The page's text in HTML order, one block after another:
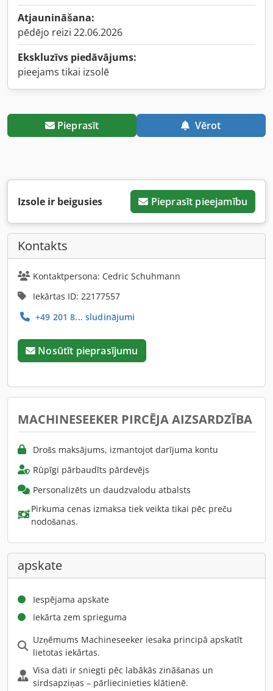
Atjaunināšana:
pēdējo reizi 22.06.2026
Ekskluzīvs piedāvājums:
pieejams tikai izsolē
Pieprasīt Vērot
Izsole ir beigusies Pieprasīt pieejamību
Kontakts
Kontaktpersona: Cedric Schuhmann
Iekārtas ID: 22177557
+49 201 8... sludinājumi
Nosūtīt pieprasījumu
MACHINESEEKER PIRCĒJA AIZSARDZĪBA
Drošs maksājums, izmantojot darījuma kontu
Rūpīgi pārbaudīts pārdevējs
Personalizēts un daudzvalodu atbalsts
Pirkuma cenas izmaksa tiek veikta tikai pēc preču
nodošanas.
apskate
Iespējama apskate
Iekārta zem sprieguma
Uzņēmums Machineseeker iesaka principā apskatīt
lietotas iekārtas.
Visa dati ir sniegti pēc labākās zināšanas un
sirdsapziņas – pārliecinieties klātienē.